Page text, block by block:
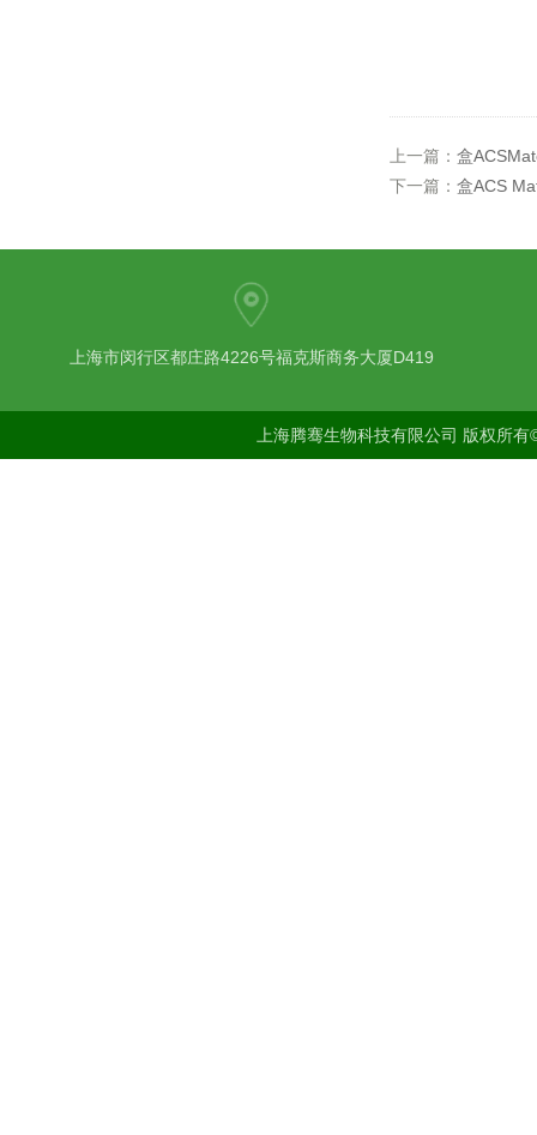
上一篇： 盒
下一篇： 盒ACS
上海市闵行区都庄路4226号福克斯商务大厦D419
上海腾骞生物科技有限公司 版权所